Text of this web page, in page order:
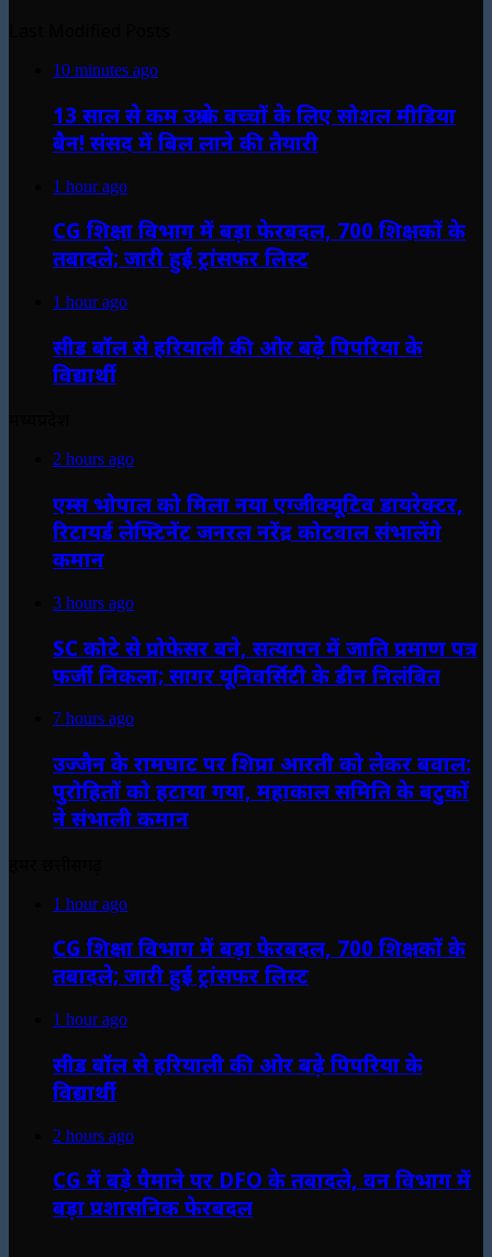
10 minutes ago
13 साल से कम उम्र के बच्चों के लिए सोशल मीडिया
बैन! संसद में बिल लाने की तैयारी
1 hour ago
CG शिक्षा विभाग में बड़ा फेरबदल, 700 शिक्षकों के
तबादले; जारी हुई ट्रांसफर लिस्ट
1 hour ago
सीड बॉल से हरियाली की ओर बढ़े पिपरिया के
विद्यार्थी
2 hours ago
एम्स भोपाल को मिला नया एग्जीक्यूटिव डायरेक्टर,
रिटायर्ड लेफ्टिनेंट जनरल नरेंद्र कोटवाल संभालेंगे
कमान
3 hours ago
SC कोटे से प्रोफेसर बने, सत्यापन में जाति प्रमाण पत्र
फर्जी निकला; सागर यूनिवर्सिटी के डीन निलंबित
7 hours ago
उज्जैन के रामघाट पर शिप्रा आरती को लेकर बवाल:
पुरोहितों को हटाया गया, महाकाल समिति के बटुकों
ने संभाली कमान
1 hour ago
CG शिक्षा विभाग में बड़ा फेरबदल, 700 शिक्षकों के
तबादले; जारी हुई ट्रांसफर लिस्ट
1 hour ago
सीड बॉल से हरियाली की ओर बढ़े पिपरिया के
विद्यार्थी
2 hours ago
CG में बड़े पैमाने पर DFO के तबादले, वन विभाग में
बड़ा प्रशासनिक फेरबदल